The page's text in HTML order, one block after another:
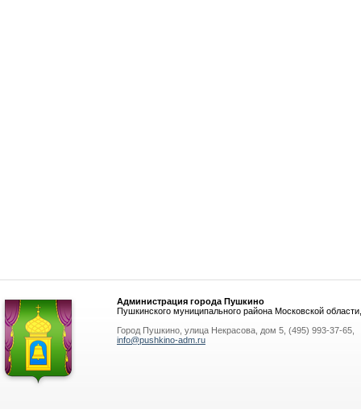
Администрация города Пушкино
Пушкинского муниципального района Московской области,
Город Пушкино, улица Некрасова, дом 5, (495) 993-37-65,
info@pushkino-adm.ru